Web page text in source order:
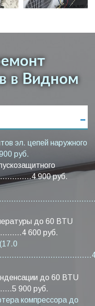
в Видном
эл. цепей наружного
руб.
900 руб.
до 60 BTU
600 руб.
до 60 BTU
900 руб.
компрессора до